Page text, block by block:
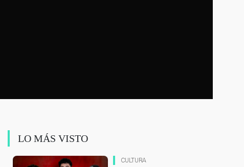
LO MÁS VISTO
CULTURA